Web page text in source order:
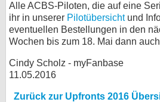
Alle ACBS-Piloten, die auf eine
ihr in unserer Pilotübersichtund
eventuellen Bestellungen in den
Wochen bis zum 18. Mai dann
Cindy Scholz - myFanbase
11.05.2016
Zurück zur Upfronts 2016